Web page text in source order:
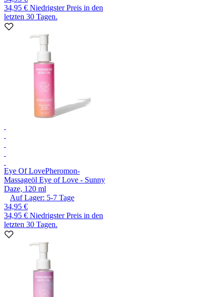
34,95 € Niedrigster Preis in den
letzten 30 Tagen.
Eye Of LovePheromon-
Massageöl Eye of Love - Sunny
Daze, 120 ml
Auf Lager: 5-7 Tage
34,95 €
34,95 € Niedrigster Preis in den
letzten 30 Tagen.